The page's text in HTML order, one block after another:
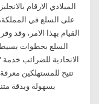
على السلع في
القيام بهذا الامر،
السلع بخطوات بسيطة
الاتحادية للضرائب
تتيح للمستهلكين
بسهولة وبدقة